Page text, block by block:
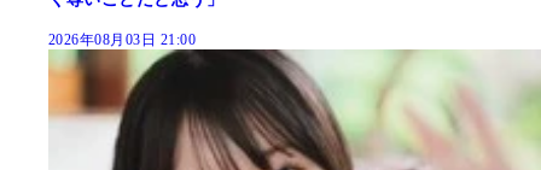
2026年08月03日 21:00